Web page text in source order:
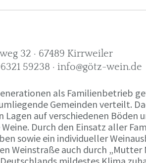
32 · 67489 Kirrweiler
59238 · info@götz-wein.de
als Familienbetrieb
Gemeinden verteilt.
auf verschiedenen Böden
Durch den Einsatz aller
sowie ein individueller
Weinstraße auch durch